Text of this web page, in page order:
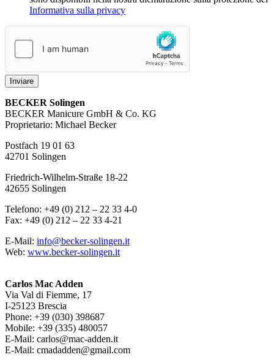
Informativa sulla privacy
Inviare
BECKER Solingen
BECKER Manicure GmbH & Co. KG
Proprietario: Michael Becker
Postfach 19 01 63
42701 Solingen
Friedrich-Wilhelm-Straße 18-22
42655 Solingen
Telefono: +49 (0) 212 – 22 33 4-0
Fax: +49 (0) 212 – 22 33 4-21
E-Mail: info@becker-solingen.it
Web: www.becker-solingen.it
Carlos Mac Adden
Via Val di Fiemme, 17
I-25123 Brescia
Phone: +39 (030) 398687
Mobile: +39 (335) 480057
E-Mail: carlos@mac-adden.it
E-Mail: cmadadden@gmail.com